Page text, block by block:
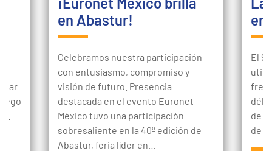
en Abastur!
Celebramos nuestra participación
con entusiasmo, compromiso y
visión de futuro. Presencia
destacada en el evento Euronet
México tuvo una participación
sobresaliente en la 40º edición de
Abastur, feria líder en…
en
El
de
de